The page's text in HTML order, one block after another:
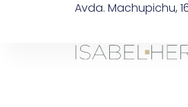
Avda. Machupichu,